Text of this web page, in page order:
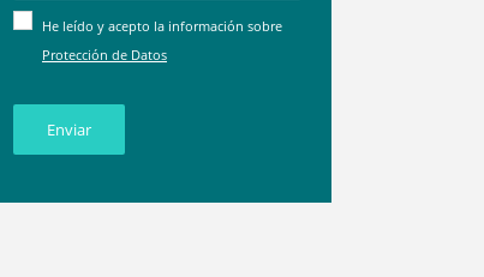
He leído y acepto la información sobre
Protección de Datos
Enviar